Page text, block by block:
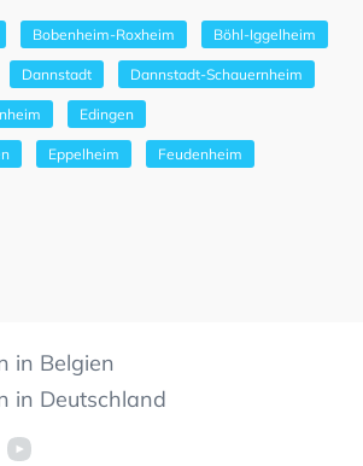
Bobenheim-Roxheim Böhl-Iggelheim
Dannstadt Dannstadt-Schauernheim
Edingen
Eppelheim Feudenheim
in Belgien
in Deutschland